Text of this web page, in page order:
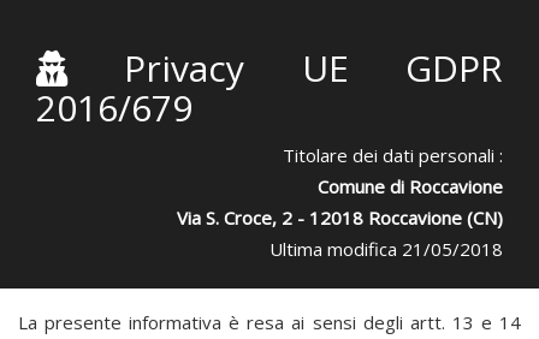
Privacy UE GDPR
2016/679
Titolare dei dati personali :
Comune di Roccavione
Via S. Croce, 2 - 12018 Roccavione (CN)
Ultima modifica 21/05/2018
La presente informativa è resa ai sensi degli artt. 13 e 14